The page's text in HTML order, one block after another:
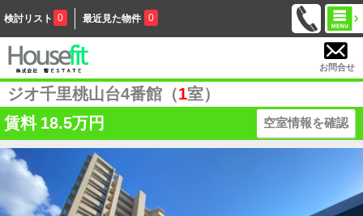
検討リスト 0 最近見た物件 0
お問合せ
ジオ千里桃山台4番館（1室）
賃料 18.5万円 空室情報を確認